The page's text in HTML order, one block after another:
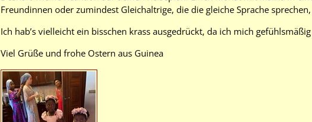
Freundinnen oder zumindest Gleichaltrige, die die gleiche Sprache
Ich hab’s vielleicht ein bisschen krass ausgedrückt, da ich mich
Viel Grüße und frohe Ostern aus Guinea